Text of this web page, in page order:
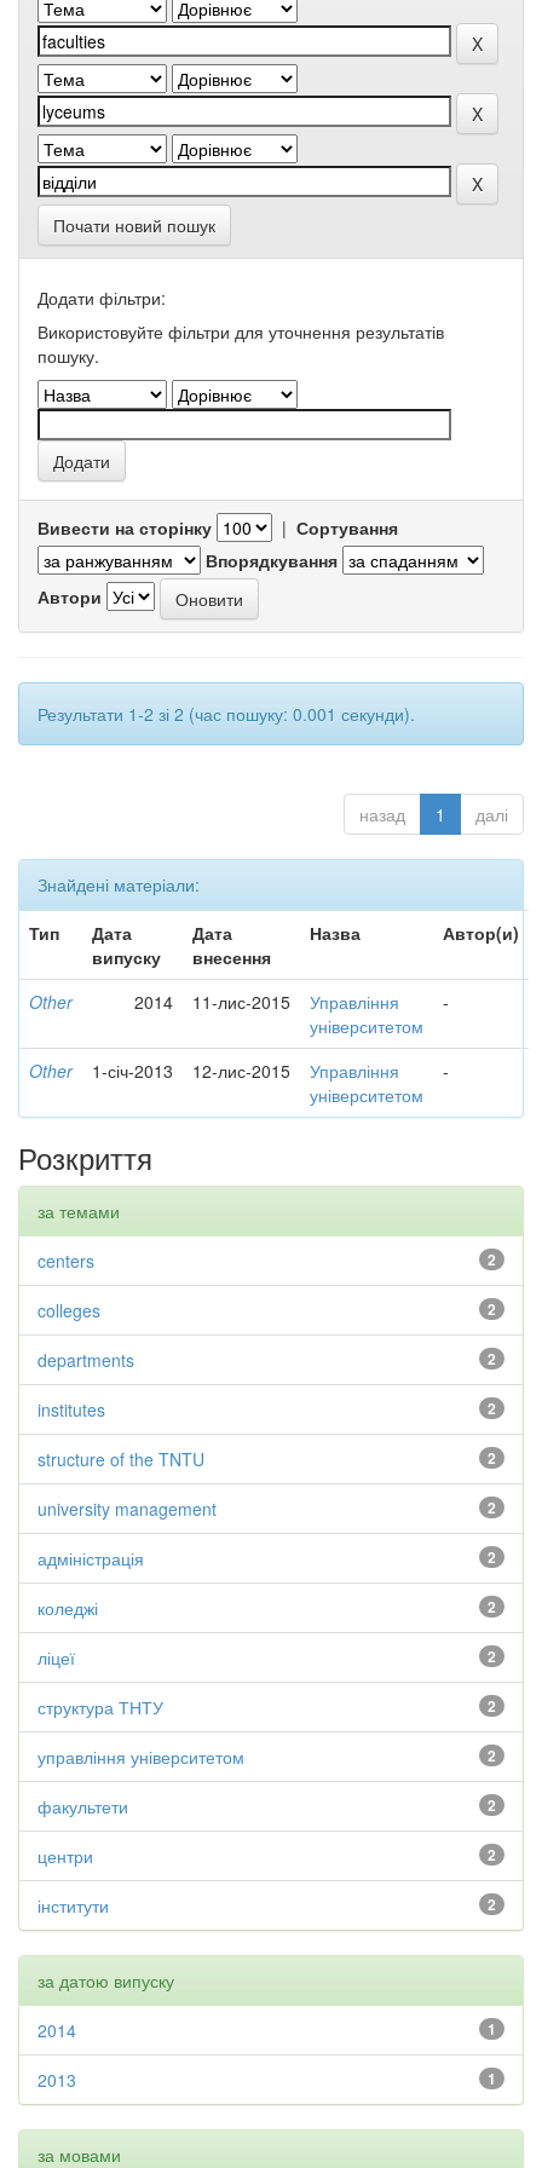
Почати новий пошук
Додати фільтри:
Використовуйте фільтри для уточнення результатів
пошуку.
Вивести на сторінку | Сортування
Впорядкування
Автори
Результати 1-2 зі 2 (час пошуку: 0.001 секунди).
назад 1 далі
Знайдені матеріали:
Тип
Дата
випуску
Дата
внесення
Назва Автор(и)
Other 2014 11-лис-2015
Управління
університетом
-
Other 1-січ-2013 12-лис-2015
Управління
університетом
-
Розкриття
за темами
2
centers
2
colleges
2
departments
2
institutes
2
structure of the TNTU
2
university management
2
адміністрація
2
коледжі
2
ліцеї
2
структура ТНТУ
2
управління університетом
2
факультети
2
центри
2
інститути
за датою випуску
1
2014
1
2013
за мовами